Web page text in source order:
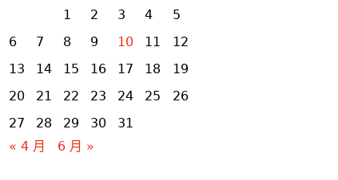
1
2 3 4
5
6
7 8 9 10 11
12
13
14 15 16 17 18
19
20
21 22 23 24 25
26
27
28 29 30
31
« 4 月
6 月 »